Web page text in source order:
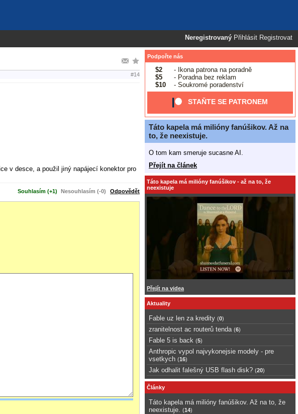
Neregistrovaný Přihlásit Registrovat
#14
v desce, a použil jiný napájecí konektor pro
Souhlasím (+1) Nesouhlasím (-0) Odpovědět
Podpořte nás
$2
- Ikona patrona na poradně
$5
- Poradna bez reklam
$10
- Soukromé poradenství
STAŇTE SE PATRONEM
Táto kapela má milióny fanúšikov. Až na
to, že neexistuje.
O tom kam smeruje sucasne AI.
Přejít na článek
Táto kapela má milióny fanúšikov - až na to, že
neexistuje
Přejít na videa
Aktuality
Fable uz len za kredity (0)
zranitelnost ac routerů tenda (6)
Fable 5 is back (5)
Anthropic vypol najvykonejsie modely - pre
vsetkych (16)
Jak odhalit falešný USB flash disk? (20)
Články
Táto kapela má milióny fanúšikov. Až na to, že
neexistuje.
(14)